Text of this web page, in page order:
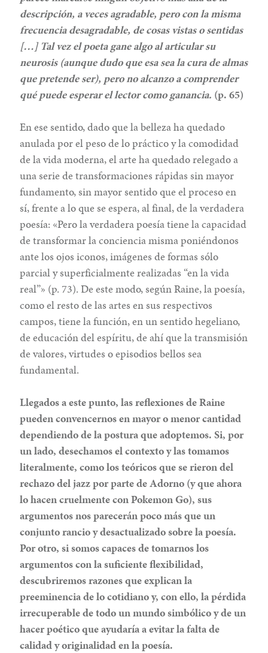
descripción, a veces agradable, pero con la misma
frecuencia desagradable, de cosas vistas o sentidas
[…] Tal vez el poeta gane algo al articular su
neurosis (aunque dudo que esa sea la cura de almas
que pretende ser), pero no alcanzo a comprender
qué puede esperar el lector como ganancia. (p. 65)
En ese sentido, dado que la belleza ha quedado
anulada por el peso de lo práctico y la comodidad
de la vida moderna, el arte ha quedado relegado a
una serie de transformaciones rápidas sin mayor
fundamento, sin mayor sentido que el proceso en
sí, frente a lo que se espera, al final, de la verdadera
poesía: «Pero la verdadera poesía tiene la capacidad
de transformar la conciencia misma poniéndonos
ante los ojos iconos, imágenes de formas sólo
parcial y superficialmente realizadas “en la vida
real”» (p. 73). De este modo, según Raine, la poesía,
como el resto de las artes en sus respectivos
campos, tiene la función, en un sentido hegeliano,
de educación del espíritu, de ahí que la transmisión
de valores, virtudes o episodios bellos sea
fundamental.
Llegados a este punto, las reflexiones de Raine
pueden convencernos en mayor o menor cantidad
dependiendo de la postura que adoptemos. Si, por
un lado, desechamos el contexto y las tomamos
literalmente, como los teóricos que se rieron del
rechazo del jazz por parte de Adorno (y que ahora
lo hacen cruelmente con Pokemon Go), sus
argumentos nos parecerán poco más que un
conjunto rancio y desactualizado sobre la poesía.
Por otro, si somos capaces de tomarnos los
argumentos con la suficiente flexibilidad,
descubriremos razones que explican la
preeminencia de lo cotidiano y, con ello, la pérdida
irrecuperable de todo un mundo simbólico y de un
hacer poético que ayudaría a evitar la falta de
calidad y originalidad en la poesía.